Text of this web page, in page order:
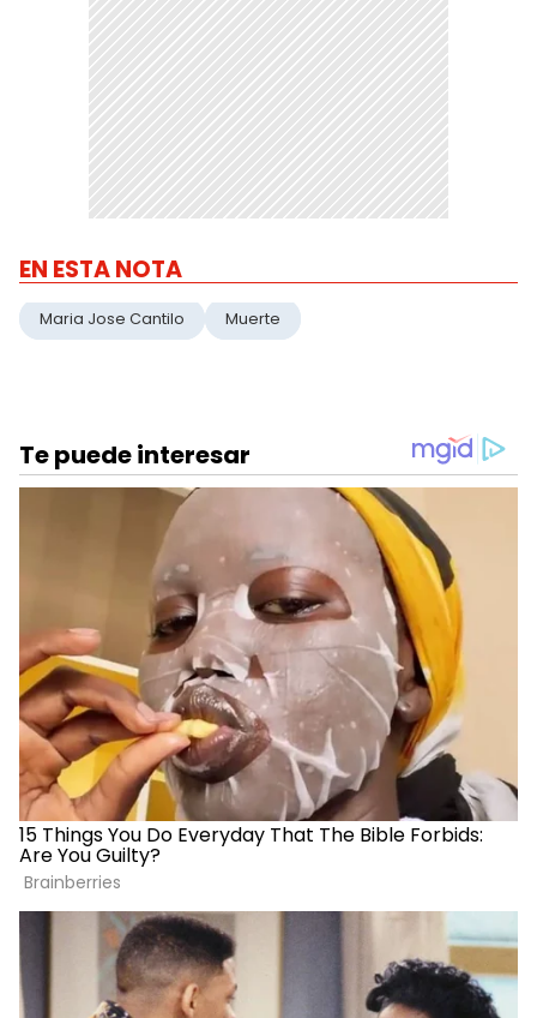
EN ESTA NOTA
Maria Jose Cantilo Muerte